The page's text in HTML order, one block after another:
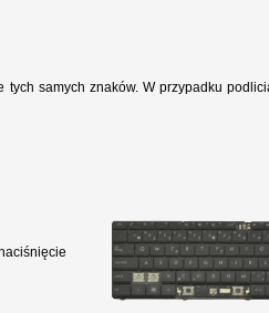
samych znaków. W przypadku